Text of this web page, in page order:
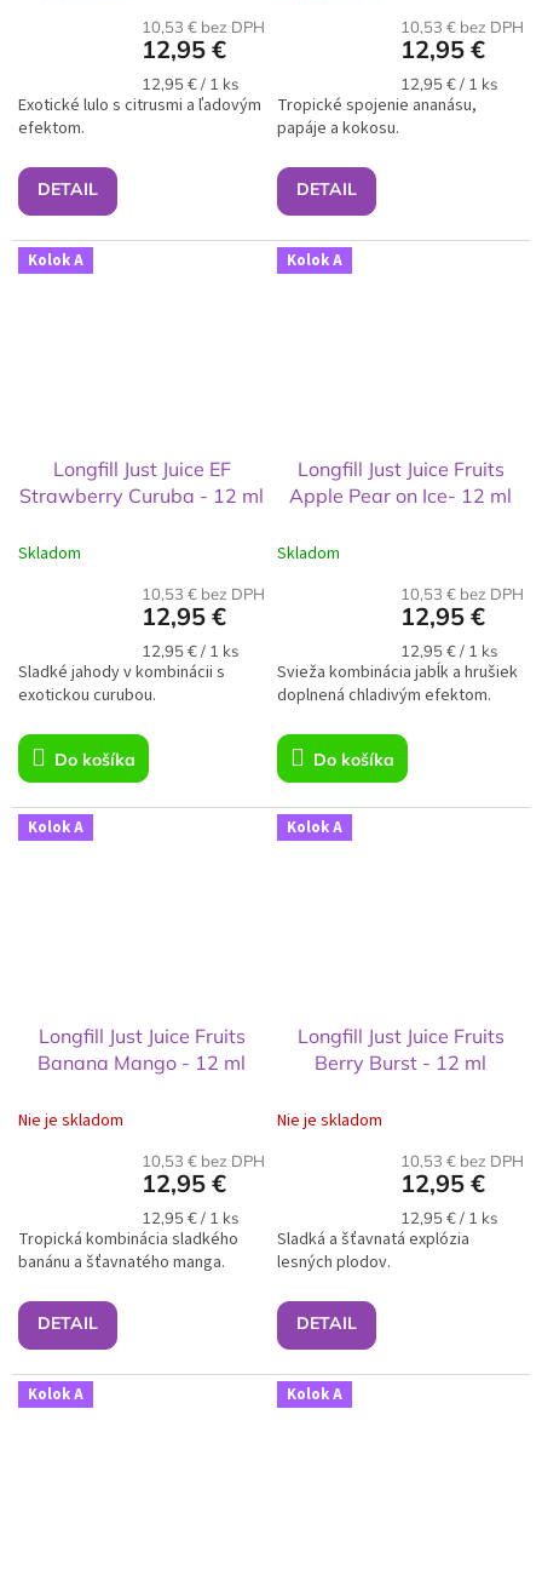
10,53 € bez DPH
12,95 €
Jednotková
cena:
12,95 € / 1 ks
DETAIL
Exotické lulo s citrusmi a ľadovým
efektom.
10,53 € bez DPH
12,95 €
Jednotková
cena:
12,95 € / 1 ks
DETAIL
Tropické spojenie ananásu,
papáje a kokosu.
Kolok A
Longfill Just Juice EF
Strawberry Curuba - 12 ml
Skladom
10,53 € bez DPH
12,95 €
Jednotková
cena:
12,95 € / 1 ks
Do košíka
Sladké jahody v kombinácii s
exotickou curubou.
Kolok A
Longfill Just Juice Fruits
Apple Pear on Ice- 12 ml
Skladom
10,53 € bez DPH
12,95 €
Jednotková
cena:
12,95 € / 1 ks
Do košíka
Svieža kombinácia jabĺk a hrušiek
doplnená chladivým efektom.
Kolok A
Longfill Just Juice Fruits
Banana Mango - 12 ml
Nie je skladom
10,53 € bez DPH
12,95 €
Jednotková
cena:
12,95 € / 1 ks
DETAIL
Tropická kombinácia sladkého
banánu a šťavnatého manga.
Kolok A
Longfill Just Juice Fruits
Berry Burst - 12 ml
Nie je skladom
10,53 € bez DPH
12,95 €
Jednotková
cena:
12,95 € / 1 ks
DETAIL
Sladká a šťavnatá explózia
lesných plodov.
Kolok A Kolok A